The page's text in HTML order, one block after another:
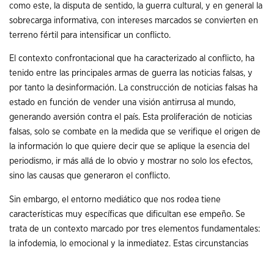
como este, la disputa de sentido, la guerra cultural, y en general la
sobrecarga informativa, con intereses marcados se convierten en
terreno fértil para intensificar un conflicto.
El contexto confrontacional que ha caracterizado al conflicto, ha
tenido entre las principales armas de guerra las noticias falsas, y
por tanto la desinformación. La construcción de noticias falsas ha
estado en función de vender una visión antirrusa al mundo,
generando aversión contra el país. Esta proliferación de noticias
falsas, solo se combate en la medida que se verifique el origen de
la información lo que quiere decir que se aplique la esencia del
periodismo, ir más allá de lo obvio y mostrar no solo los efectos,
sino las causas que generaron el conflicto.
Sin embargo, el entorno mediático que nos rodea tiene
características muy específicas que dificultan ese empeño. Se
trata de un contexto marcado por tres elementos fundamentales:
la infodemia, lo emocional y la inmediatez. Estas circunstancias